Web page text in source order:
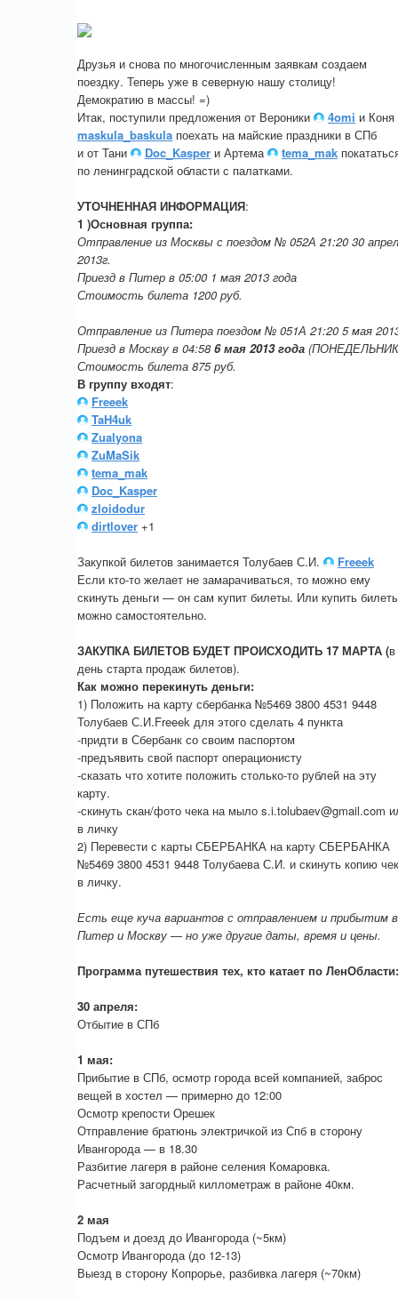
Друзья и снова по многочисленным заявкам создаем
поездку. Теперь уже в северную нашу столицу!
Демократию в массы! =)
Итак, поступили предложения от Вероники
4omi и Коня
maskula_baskula поехать на майские праздники в СПб
и от Тани
Doc_Kasper и Артема tema_mak
по ленинградской области с палатками.
УТОЧНЕННАЯ ИНФОРМАЦИЯ:
1 )Основная группа:
Отправление из Москвы с поездом № 052А 21:20 30
2013г.
Приезд в Питер в 05:00 1 мая 2013 года
Стоимость билета 1200 руб.
Отправление из Питера поездом № 051А 21:20 5 мая
Приезд в Москву в 04:58 6 мая 2013 года
Стоимость билета 875 руб.
В группу входят:
Freeek
TaH4uk
Zualyona
ZuMaSik
tema_mak
Doc_Kasper
zloidodur
dirtlover +1
Закупкой билетов занимается Толубаев С.И.
Freeek
Если кто-то желает не замарачиваться, то можно ему
скинуть деньги — он сам купит билеты. Или купить
можно самостоятельно.
ЗАКУПКА БИЛЕТОВ БУДЕТ ПРОИСХОДИТЬ 17 МАРТА (в
день старта продаж билетов).
Как можно перекинуть деньги:
1) Положить на карту сбербанка №5469 3800 4531 9448
Толубаев С.И.Freeek для этого сделать 4 пункта
-придти в Сбербанк со своим паспортом
-предъявить свой паспорт операционисту
-сказать что хотите положить столько-то рублей на эту
карту.
-скинуть скан/фото чека на мыло s.i.tolubaev@gmail.com
в личку
2) Перевести с карты СБЕРБАНКА на карту СБЕРБАНКА
№5469 3800 4531 9448 Толубаева С.И. и скинуть копию
в личку.
Есть еще куча вариантов с отправлением и прибытим в
Питер и Москву — но уже другие даты, время и цены.
Программа путешествия тех, кто катает по ЛенОбласти:
30 апреля:
Отбытие в СПб
1 мая:
Прибытие в СПб, осмотр города всей компанией, заброс
вещей в хостел — примерно до 12:00
Осмотр крепости Орешек
Отправление братюнь электричкой из Спб в сторону
Ивангорода — в 18.30
Разбитие лагеря в районе селения Комаровка.
Расчетный загордный киллометраж в районе 40км.
2 мая
Подъем и доезд до Ивангорода (~5км)
Осмотр Ивангорода (до 12-13)
Выезд в сторону Копрорье, разбивка лагеря (~70км)